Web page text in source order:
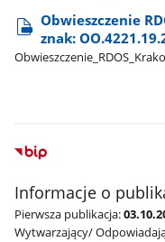
Obwieszczenie
znak:
Informacje o
Pierwsza publikacja:
Wytwarzający/